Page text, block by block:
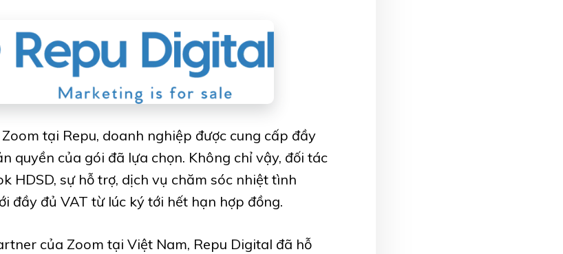
tại Repu, doanh nghiệp được cung cấp đầy
quyền của gói đã lựa chọn. Không chỉ vậy, đối tác
HDSD, sự hỗ trợ, dịch vụ chăm sóc nhiệt tình
đầy đủ VAT từ lúc ký tới hết hạn hợp đồng.
của Zoom tại Việt Nam, Repu Digital đã hỗ